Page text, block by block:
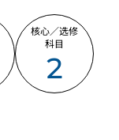
核心／选修
科目
2